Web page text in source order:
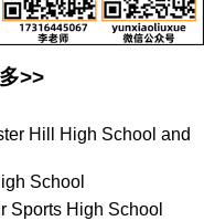
>>
Hill High School and
School
Sports High School